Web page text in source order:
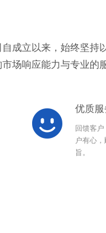
优质服
回馈客
户有心
旨。
成立以来，始终坚持
场响应能力与专业的